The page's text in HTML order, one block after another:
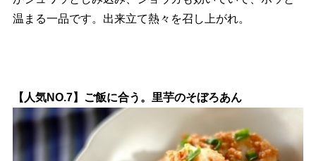
温まる一品です。出来立て熱々を召し上がれ。
【人気NO.7】ご飯に合う。里芋のそぼろあん